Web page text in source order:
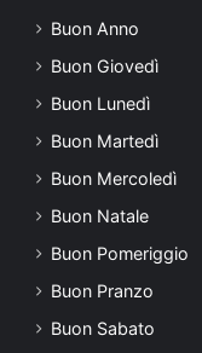
Buon Anno
Buon Giovedì
Buon Lunedì
Buon Martedì
Buon Mercoledì
Buon Natale
Buon Pomeriggio
Buon Pranzo
Buon Sabato